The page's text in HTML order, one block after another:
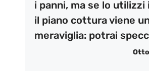
i panni, ma se lo utilizzi
il piano cottura viene
meraviglia: potrai